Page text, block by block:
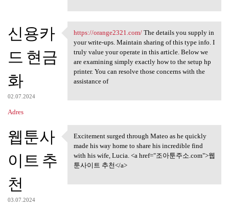
신용카
드 현금
화
02.07.2024
Adres
https://orange2321.com/ The
https://orange2321.com/The details you supply in
your write-ups. Maintain sharing of this type info. I
truly value your operate in this article. Below we
are examining simply exactly how to the setup hp
printer. You can resolve those concerns with the
assistance of
웹툰사
이트 추
천
03.07.2024
Excitement surged through
Excitement surged through Mateo as he quickly
made his way home to share his incredible find
with his wife, Lucia. <a href="조아툰주소.com">웹
툰사이트 추천</a>